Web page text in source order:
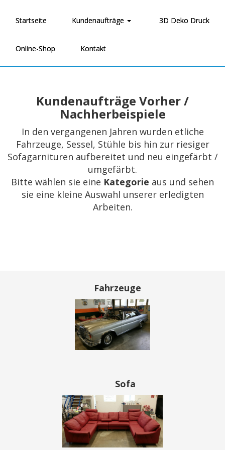
Startseite Kundenaufträge 3D Deko Druck
Online-Shop Kontakt
Kundenaufträge Vorher /
Nachherbeispiele
In den vergangenen Jahren wurden etliche
Fahrzeuge, Sessel, Stühle bis hin zur riesiger
Sofagarnituren aufbereitet und neu eingefärbt /
umgefärbt.
Bitte wählen sie eine Kategorie aus und sehen
sie eine kleine Auswahl unserer erledigten
Arbeiten.
Fahrzeuge
Sofa